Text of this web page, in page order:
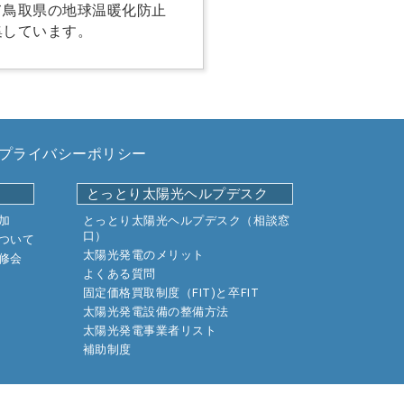
取県の地球温暖化防止
ています。
プライバシーポリシー
いて
会
とっとり太陽光ヘルプデスク
とっとり太陽光ヘルプデスク（相談窓
口）
太陽光発電のメリット
よくある質問
固定価格買取制度（FIT)と卒FIT
太陽光発電設備の整備方法
太陽光発電事業者リスト
補助制度